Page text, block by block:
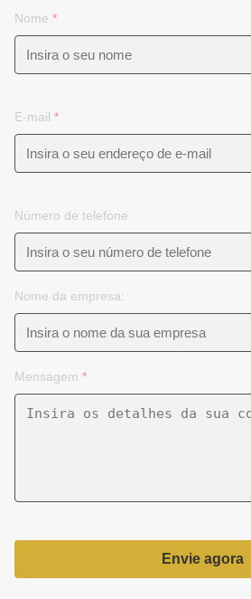
Nome *
E-mail *
Número de telefone
Nome da empresa:
Mensagem *
Envie agora